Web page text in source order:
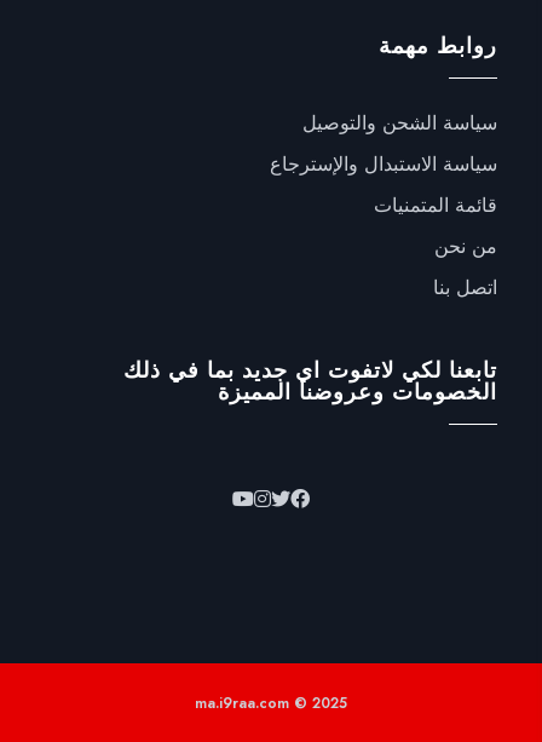
روابط مهمة
سياسة الشحن والتوصيل
سياسة الاستبدال والإسترجاع
قائمة المتمنيات
من نحن
اتصل بنا
تابعنا لكي لاتفوت اي جديد بما في ذلك
الخصومات وعروضنا المميزة
ma.i9raa.com © 2025